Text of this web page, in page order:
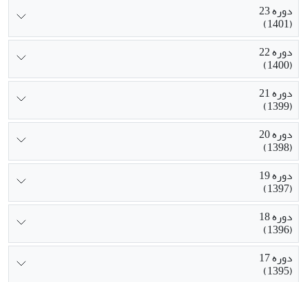
دوره 23
(1401)
دوره 22
(1400)
دوره 21
(1399)
دوره 20
(1398)
دوره 19
(1397)
دوره 18
(1396)
دوره 17
(1395)